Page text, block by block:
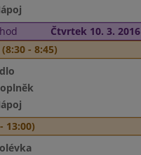
Čtvrtek 10. 3. 2016
- 8:45)
13:00)